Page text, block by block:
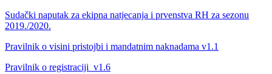
Sudački naputak za ekipna natjecanja i prvenstva RH za sezonu
2019./2020.
Pravilnik o visini pristojbi i mandatnim naknadama v1.1
Pravilnik o registraciji_v1.6